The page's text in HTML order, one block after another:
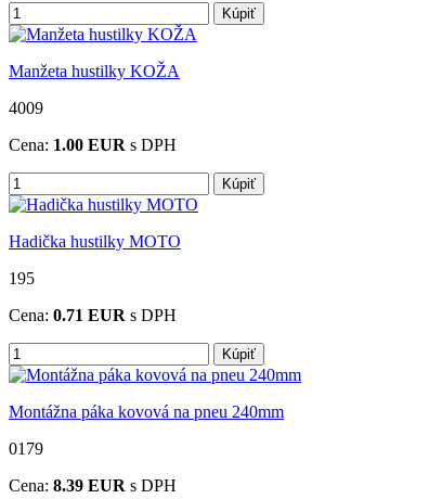
Kúpiť
Manžeta hustilky KOŽA
4009
Cena: 1.00 EUR s DPH
Kúpiť
Hadička hustilky MOTO
195
Cena: 0.71 EUR s DPH
Kúpiť
Montážna páka kovová na pneu 240mm
0179
Cena: 8.39 EUR s DPH